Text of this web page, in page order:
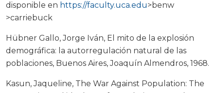
disponible en https://faculty.uca.edu>benw
>carriebuck
Hübner Gallo, Jorge Iván, El mito de la explosión
demográfica: la autorregulación natural de las
poblaciones, Buenos Aires, Joaquín Almendros, 1968.
Kasun, Jaqueline, The War Against Population: The